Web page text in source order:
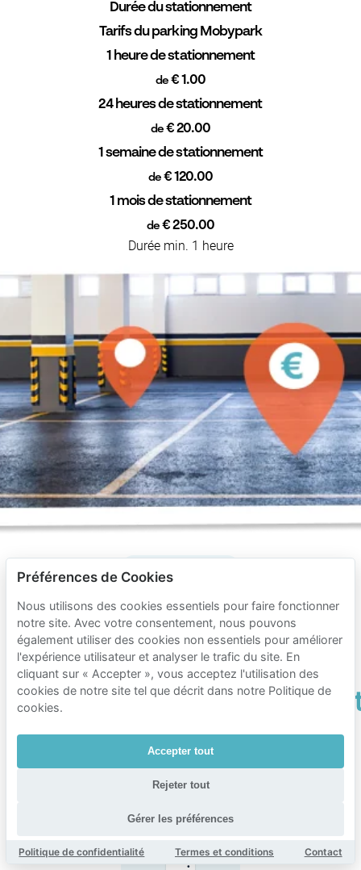
Durée du stationnement
Tarifs du parking Mobypark
1 heure de stationnement
de€ 1.00
24 heures de stationnement
de€ 20.00
1 semaine de stationnement
de€ 120.00
1 mois de stationnement
de € 250.00
Durée min. 1 heure
Questions
fréquentes
sur
le
à
Leidseplein
stationnement
de Leidseplein
?
Préférences de Cookies
Nous utilisons des cookies essentiels pour faire fonctionner
notre site. Avec votre consentement, nous pouvons
également utiliser des cookies non essentiels pour améliorer
l'expérience utilisateur et analyser le trafic du site. En
cliquant sur « Accepter », vous acceptez l'utilisation des
cookies de notre site tel que décrit dans notre Politique de
cookies.
Accepter tout
Rejeter tout
Gérer les préférences
Politique de confidentialité Termes et conditions Contact